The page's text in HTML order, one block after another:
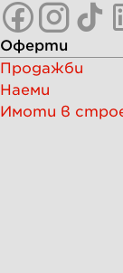
Оферти
Продажби
Наеми
Имоти в